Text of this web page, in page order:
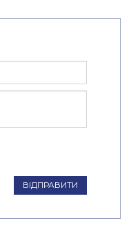
ВІДПРАВИТИ